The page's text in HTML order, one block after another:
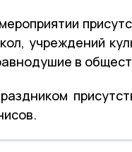
учреждений
в